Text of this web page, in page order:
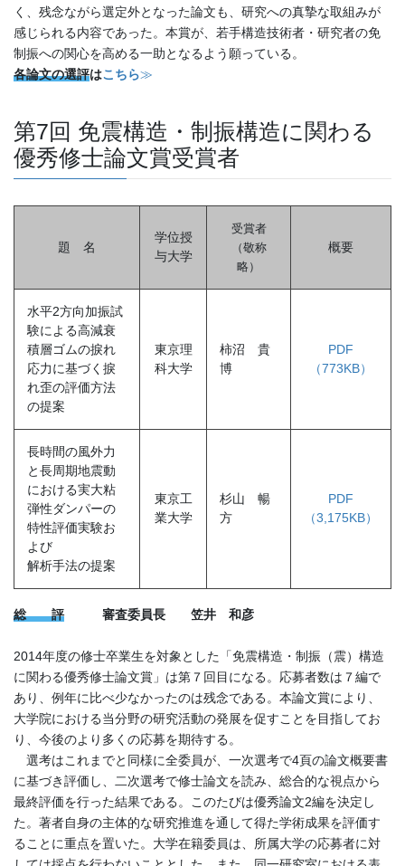
く、残念ながら選定外となった論文も、研究への真摯な取組みが
感じられる内容であった。本賞が、若手構造技術者・研究者の免
制振への関心を高める一助となるよう願っている。
各論文の選評はこちら≫
第7回 免震構造・制振構造に関わる
優秀修士論文賞受賞者
題 名
学位授
与大学
受賞者
（敬称
略 ）
概要
水平2方向加振試
験による高減衰
積層ゴムの捩れ
応力に基づく捩
れ歪の評価方法
の提案
東京理
科大学
柿沼 貴
博
PDF
（773KB）
長時間の風外力
と長周期地震動
における実大粘
弾性ダンパーの
特性評価実験お
よび
解析手法の提案
東京工
業大学
杉山 暢
方
PDF
（3,175KB）
総 評 審査委員長 笠井 和彦
2014年度の修士卒業生を対象とした「免震構造・制振（震）構造
に関わる優秀修士論文賞」は第７回目になる。応募者数は７編で
あり、例年に比べ少なかったのは残念である。本論文賞により、
大学院における当分野の研究活動の発展を促すことを目指してお
り、今後のより多くの応募を期待する。
選考はこれまでと同様に全委員が、一次選考で4頁の論文概要書
に基づき評価し、二次選考で修士論文を読み、総合的な視点から
最終評価を行った結果である。このたびは優秀論文2編を決定し
た。著者自身の主体的な研究推進を通して得た学術成果を評価す
ることに重点を置いた。大学在籍委員は、所属大学の応募者に対